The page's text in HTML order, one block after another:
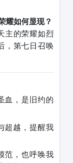
耀如何显现？
主的荣耀如烈
，第七日召唤
血，是旧约的
超越，提醒我
范，也呼唤我